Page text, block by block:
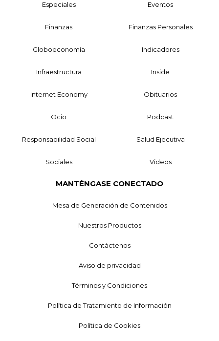
Especiales Eventos
Finanzas Finanzas Personales
Globoeconomía Indicadores
Infraestructura Inside
Internet Economy Obituarios
Ocio Podcast
Responsabilidad Social Salud Ejecutiva
Sociales Videos
MANTÉNGASE CONECTADO
Mesa de Generación de Contenidos
Nuestros Productos
Contáctenos
Aviso de privacidad
Términos y Condiciones
Política de Tratamiento de Información
Política de Cookies